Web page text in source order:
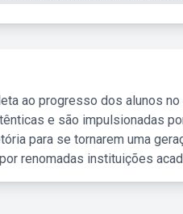
ao progresso dos alunos
e são impulsionadas
para se tornarem uma
renomadas instituições